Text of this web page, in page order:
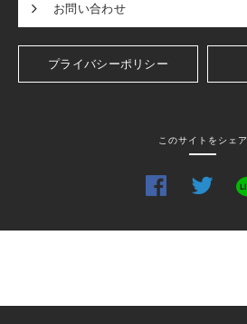
お問い合わせ
プライバシーポリシー
このサイトをシェア